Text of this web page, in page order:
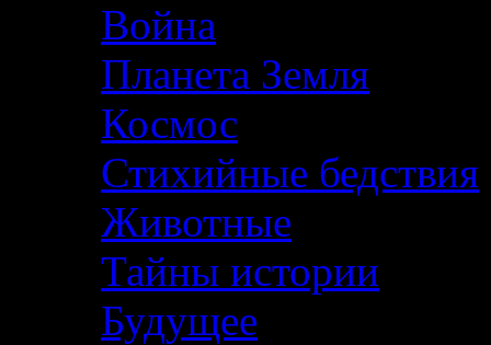
Война
Планета Земля
Космос
Стихийные бедствия
Животные
Тайны истории
Будущее